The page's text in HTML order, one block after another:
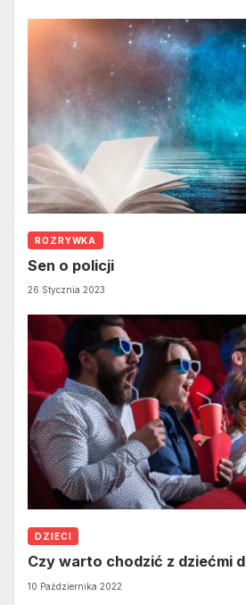
ROZRYWKA
Sen o policji
26 Stycznia 2023
DZIECI
Czy warto chodzić z dziećmi
10 Października 2022